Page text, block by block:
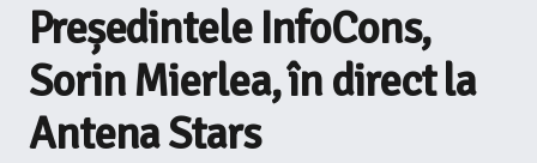
Președintele InfoCons,
Sorin Mierlea, în direct la
Antena Stars